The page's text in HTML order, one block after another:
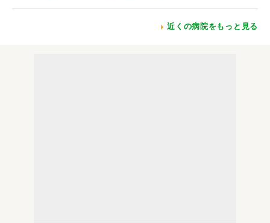
近くの病院をもっと見る